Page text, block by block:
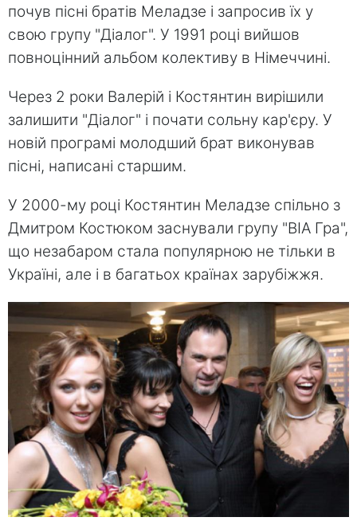
почув пісні братів Меладзе і запросив їх у
свою групу "Діалог". У 1991 році вийшов
повноцінний альбом колективу в Німеччині.
Через 2 роки Валерій і Костянтин вирішили
залишити "Діалог" і почати сольну кар'єру. У
новій програмі молодший брат виконував
пісні, написані старшим.
У 2000-му році Костянтин Меладзе спільно з
Дмитром Костюком заснували групу "ВІА Гра",
що незабаром стала популярною не тільки в
Україні, але і в багатьох країнах зарубіжжя.